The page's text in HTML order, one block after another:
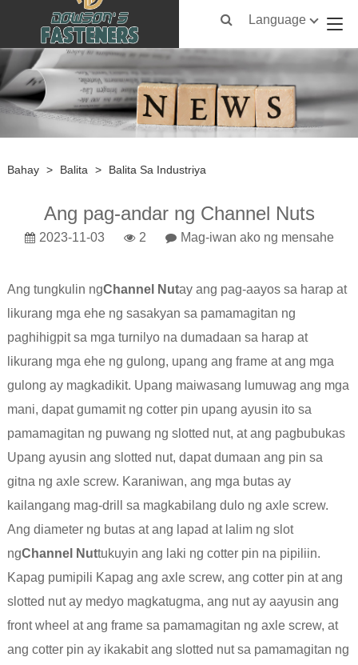
Language
Bahay > Balita > Balita Sa Industriya
Ang pag-andar ng Channel Nuts
2023-11-03 2 Mag-iwan ako ng mensahe
Ang tungkulin ngChannel Nutay ang pag-aayos sa harap at
likurang mga ehe ng sasakyan sa pamamagitan ng
paghihigpit sa mga turnilyo na dumadaan sa harap at
likurang mga ehe ng gulong, upang ang frame at ang mga
gulong ay magkadikit. Upang maiwasang lumuwag ang mga
mani, dapat gumamit ng cotter pin upang ayusin ito sa
pamamagitan ng puwang ng slotted nut, at ang pagbubukas
Upang ayusin ang slotted nut, dapat dumaan ang pin sa
gitna ng axle screw. Karaniwan, ang mga butas ay
kailangang mag-drill sa magkabilang dulo ng axle screw.
Ang diameter ng butas at ang lapad at lalim ng slot
ngChannel Nuttukuyin ang laki ng cotter pin na pipiliin.
Kapag pumipili Kapag ang axle screw, ang cotter pin at ang
slotted nut ay medyo magkatugma, ang nut ay aayusin ang
front wheel at ang frame sa pamamagitan ng axle screw, at
ang cotter pin ay ikakabit ang slotted nut sa pamamagitan ng